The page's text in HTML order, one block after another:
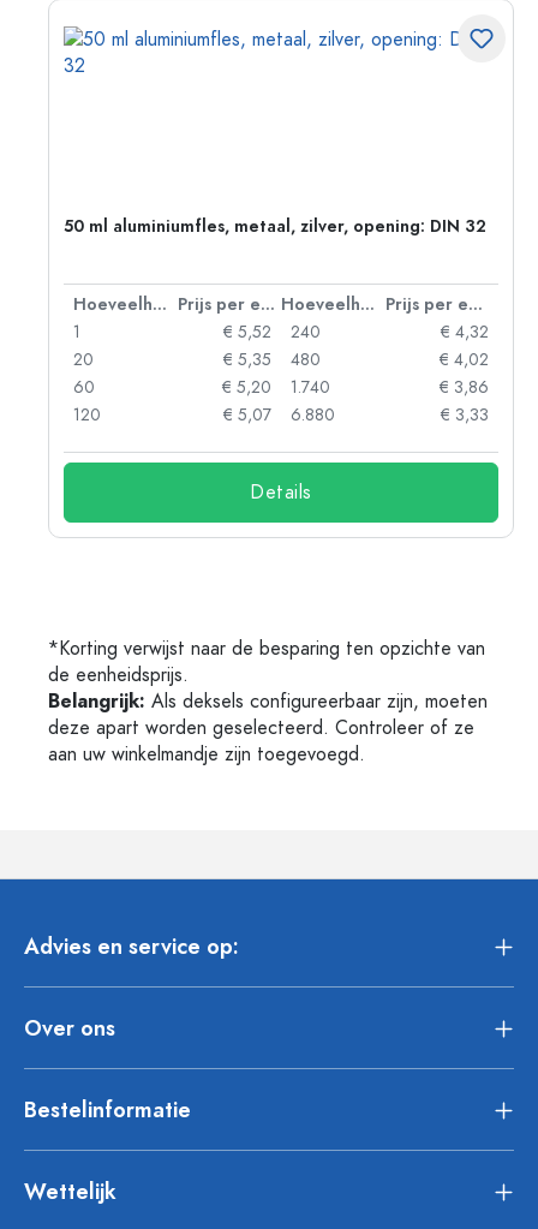
50 ml aluminiumfles, metaal, zilver, opening: DIN 32
Hoeveelheid Prijs per eenheid Hoeveelheid
Prijs per eenheid
1
€ 5,52
20
€ 5,35
60
€ 5,20
120
€ 5,07
240
€ 4,32
480
€ 4,02
1.740
€ 3,86
6.880
€ 3,33
Details
*Korting verwijst naar de besparing ten opzichte van
de eenheidsprijs.
Belangrijk: Als deksels configureerbaar zijn, moeten
deze apart worden geselecteerd. Controleer of ze
aan uw winkelmandje zijn toegevoegd.
Advies en service op:
Over ons
Bestelinformatie
Wettelijk